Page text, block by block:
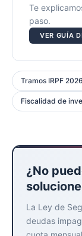
Te
paso.
VER GUÍA
Tramos IRPF 2026
Fiscalidad de
¿No
La Ley de
deudas